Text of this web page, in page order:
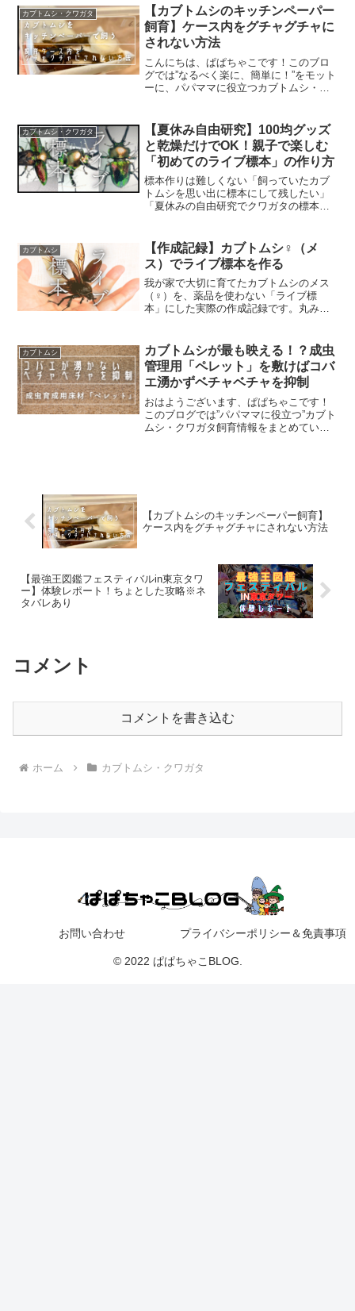
レビューします。今回は、”マルカン昆虫
ゼリーサムラ...
カブトムシ・クワガタ
【カブトムシのキッチンペーパー
飼育】ケース内をグチャグチャに
されない方法
こんにちは、ぱぱちゃこです！このブロ
グでは”なるべく楽に、簡単に！”をモット
ーに、パパママに役立つカブトムシ・ク
（成虫）を飼う方法」を紹介しました。
この記事を読む前に、...
カブトムシ・クワガタ
【夏休み自由研究】100均グッズ
と乾燥だけでOK！親子で楽しむ
「初めてのライブ標本」の作り方
標本作りは難しくない「飼っていたカブ
トムシを思い出に標本にして残したい」
「夏休みの自由研究でクワガタの標本を
しいんじゃ… と諦めていませんか？結論
から言うと、お家で楽...
カブトムシ
【作成記録】カブトムシ♀（メ
ス）でライブ標本を作る
我が家で大切に育てたカブトムシのメス
（♀）を、薬品を使わない「ライブ標
本」にした実際の作成記録です。丸みの
行錯誤して格好よく仕上げるまでのプロ
セスをブログに残しました。
カブトムシ
カブトムシが最も映える！？成虫
管理用「ペレット」を敷けばコバ
エ湧かずベチャベチャを抑制
おはようございます、ぱぱちゃこです！
このブログでは”パパママに役立つ”カブト
ムシ・クワガタ飼育情報をまとめていま
【カブトムシのキッチンペーパー飼育】
ケース内をグチャグチャにされない方法
【最強王図鑑フェスティバルin東京タワ
ー】体験レポート！ちょとした攻略※ネ
タバレあり
コメント
コメントを書き込む
ホーム カブトムシ・クワガタ
お問い合わせ プライバシーポリシー＆免責事項
© 2022 ぱぱちゃこBLOG.